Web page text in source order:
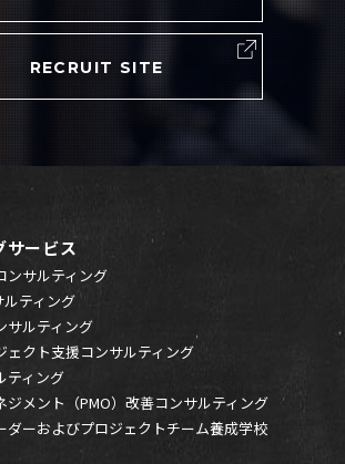
RECRUIT SITE
サービス
ンサルティング
ティング
サルティング
ェクト支援コンサルティング
ティング
ジメント（PMO）改善コンサルティング
ダーおよびプロジェクトチーム養成学校